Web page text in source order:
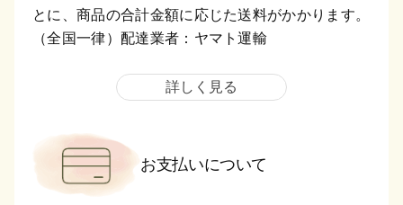
とに、商品の合計金額に応じた送料がかかります。
（全国一律）配達業者：ヤマト運輸
詳しく見る
お支払いについて